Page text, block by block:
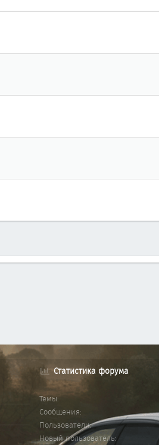
Статистика форума
Темы
Сообщения
Пользователи
Новый пользователь